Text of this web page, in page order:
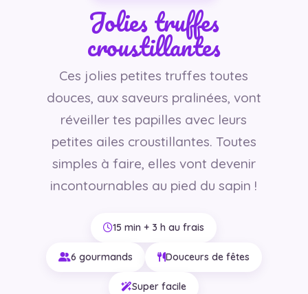
Jolies truffes
croustillantes
Ces jolies petites truffes toutes
douces, aux saveurs pralinées, vont
réveiller tes papilles avec leurs
petites ailes croustillantes. Toutes
simples à faire, elles vont devenir
incontournables au pied du sapin !
15 min + 3 h au frais
6 gourmands Douceurs de fêtes
Super facile